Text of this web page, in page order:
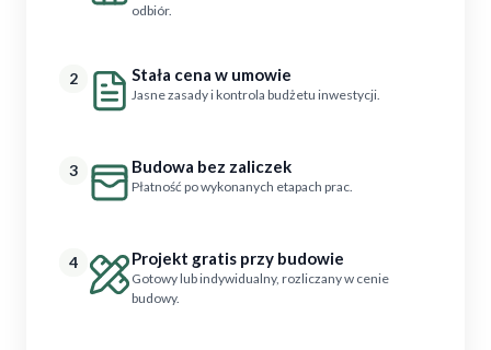
odbiór.
2 Stała cena w umowie
Jasne zasady i kontrola budżetu inwestycji.
3 Budowa bez zaliczek
Płatność po wykonanych etapach prac.
4 Projekt gratis przy budowie
Gotowy lub indywidualny, rozliczany w cenie
budowy.